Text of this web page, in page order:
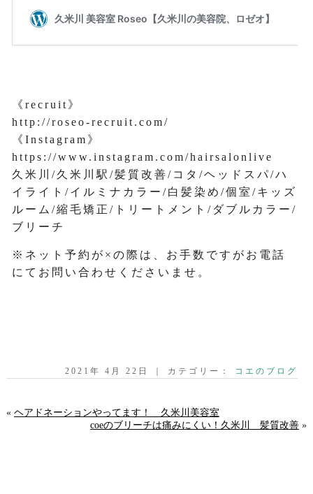
《recruit》
http://roseo-recruit.com/
《Instagram》
https://www.instagram.com/hairsalonlive
久米川/久米川駅/髪質改善/コタ/ヘッドスパ/ハ
イライト/イルミナカラー/白髪染め/個室/キッズ
ルーム/縮毛矯正/トリートメント/ダブルカラー/
ブリーチ
※ネット予約が×の際は、お手数ですがお電話
にてお問い合わせくださいませ。
2021年 4月 22日 ｜ カテゴリー： コエのブログ
« ヘアドネーションやってます！ 久米川美容室
coeのブリーチは痛みにくい！久米川 髪質改善 »